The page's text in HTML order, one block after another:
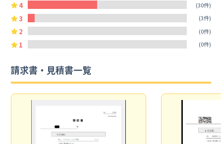
4 (30件)
3 (3件)
2 (0件)
1 (0件)
請求書・見積書一覧